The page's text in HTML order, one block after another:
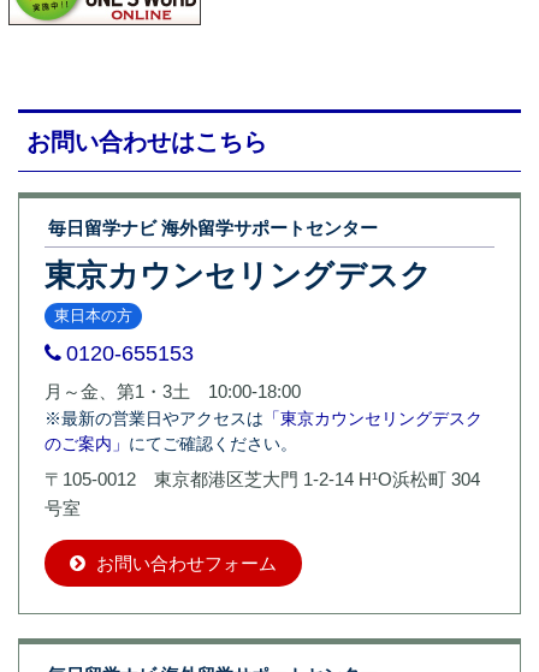
お問い合わせはこちら
毎日留学ナビ 海外留学サポートセンター
東京カウンセリングデスク
東日本の方
0120-655153
月～金、第1・3土 10:00-18:00
※最新の営業日やアクセスは 「東京カウンセリングデスク
のご案内」 にてご確認ください。
〒105-0012 東京都港区芝大門 1-2-14 H¹O浜松町 304
号室
お問い合わせフォーム